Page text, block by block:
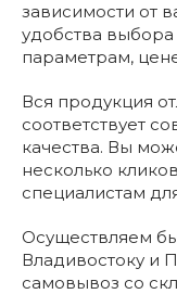
зависимости от
удобства
параметрам,
Вся продукция
соответствует
качества. Вы
несколько
специалистам
Осуществляем
Владивостоку и
самовывоз со